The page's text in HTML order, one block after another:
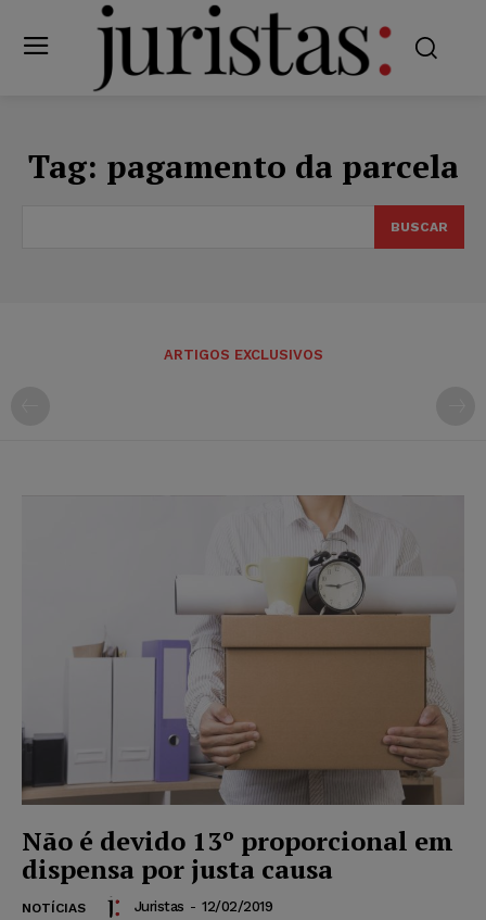
Tag: pagamento da parcela
BUSCAR
ARTIGOS EXCLUSIVOS
Não é devido 13º proporcional em
dispensa por justa causa
NOTÍCIAS Juristas - 12/02/2019